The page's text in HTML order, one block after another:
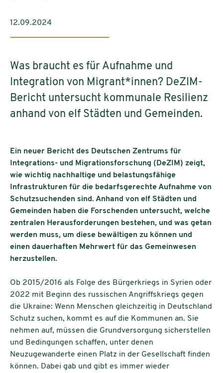
12.09.2024
Was braucht es für Aufnahme und
Integration von Migrant*innen? DeZIM-
Bericht untersucht kommunale Resilienz
anhand von elf Städten und Gemeinden.
Ein neuer Bericht des Deutschen Zentrums für
Integrations- und Migrationsforschung (DeZIM) zeigt,
wie wichtig nachhaltige und belastungsfähige
Infrastrukturen für die bedarfsgerechte Aufnahme von
Schutzsuchenden sind. Anhand von elf Städten und
Gemeinden haben die Forschenden untersucht, welche
zentralen Herausforderungen bestehen, und was getan
werden muss, um diese bewältigen zu können und
einen dauerhaften Mehrwert für das Gemeinwesen
herzustellen.
Ob 2015/2016 als Folge des Bürgerkriegs in Syrien oder
2022 mit Beginn des russischen Angriffskriegs gegen
die Ukraine: Wenn Menschen gleichzeitig in Deutschland
Schutz suchen, kommt es auf die Kommunen an. Sie
nehmen auf, müssen die Grundversorgung sicherstellen
und Bedingungen schaffen, unter denen
Neuzugewanderte einen Platz in der Gesellschaft finden
können. Dabei gab und gibt es immer wieder